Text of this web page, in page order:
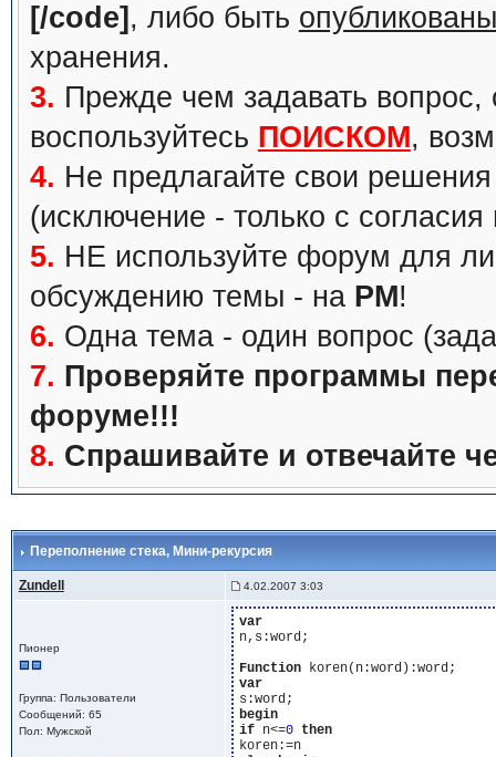
[/code] , либо быть
хранения.
3. Прежде чем задавать вопрос,
воспользуйтесь ПОИСКОМ,
4. Не предлагайте свои
(исключение - только с
5. НЕ используйте форум для
обсуждению темы - на PM!
6. Одна тема - один вопрос
7. Проверяйте программы
форуме!!!
8. Спрашивайте и отвечайте
Переполнение стека, Мини-рекурсия
Zundell 4.02.2007 3:03
Пионер
Группа: Пользователи
Сообщений: 65
Пол: Мужской
var
n,s:word;
Function
var
begin
if n<=0 then
koren:=n